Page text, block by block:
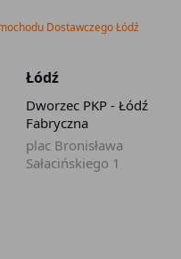
Dostawczego Łódź
Łódź
Dworzec PKP - Łódź
Fabryczna
plac Bronisława
Sałacińskiego 1